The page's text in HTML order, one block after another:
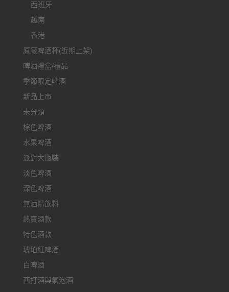
西班牙
越南
香港
原廠啤酒杯(近期上架)
啤酒禮盒/禮品
季節限定啤酒
新品上市
未分類
棕色啤酒
水果啤酒
派對大瓶裝
淡色啤酒
深色啤酒
無酒精飲料
熱賣酒款
特色酒款
琥珀紅啤酒
白啤酒
西打酒與氣泡酒